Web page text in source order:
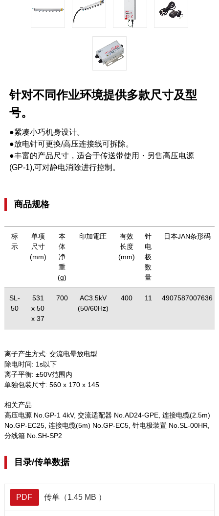
针对不同作业环境提供多款尺寸及型
号。
●紧凑小巧机身设计。
●放电针可更换/高压连接线可拆除。
●丰富的产品尺寸，适合于传送带使用・另售高压电源
(GP-1),可对静电消除进行控制。
商品规格
标
示
单项
尺寸
(mm)
本
体
净
重
(g)
印加電圧
有效
长度
(mm)
针
电
极
数
量
日本JAN条形码
SL-
50
531
x 50
x 37
700
AC3.5kV
(50/60Hz)
400 11 4907587007636
离子产生方式: 交流电晕放电型
除电时间: 1s以下
离子平衡: ±50V范围内
单独包装尺寸: 560 x 170 x 145
相关产品
高压电源 No.GP-1 4kV, 交流适配器 No.AD24-GPE, 连接电缆(2.5m)
No.GP-EC25, 连接电缆(5m) No.GP-EC5, 针电极装置 No.SL-00HR,
分线箱 No.SH-SP2
目录/传单数据
PDF 传单（1.45 MB ）